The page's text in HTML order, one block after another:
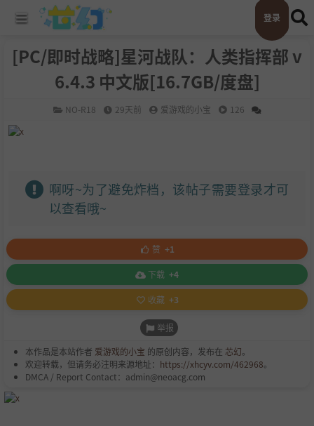
登录
[PC/即时战略]星河战队：人类指挥部 v
6.4.3 中文版[16.7GB/度盘]
NO-R18 29天前 爱游戏的小宝 126
啊呀~为了避免炸档，该帖子需要登录才可
以查看哦~
赞 +1
下载 +4
收藏 +3
举报
本作品是本站作者 爱游戏的小宝 的原创内容，发布在 芯幻。
欢迎转载，但请务必注明来源地址： https://xhcyv.com/462968。
DMCA / Report Contact：admin@neoacg.com